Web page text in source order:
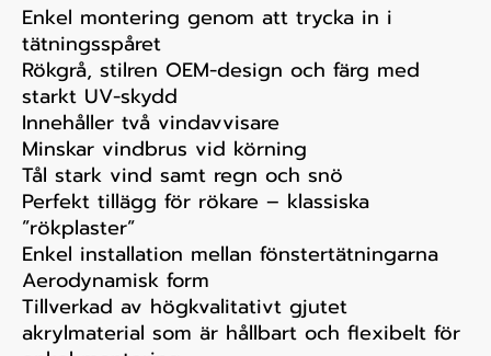
Enkel montering genom att trycka in i
tätningsspåret
Rökgrå, stilren OEM-design och färg med
starkt UV-skydd
Innehåller två vindavvisare
Minskar vindbrus vid körning
Tål stark vind samt regn och snö
Perfekt tillägg för rökare – klassiska
”rökplaster”
Enkel installation mellan fönstertätningarna
Aerodynamisk form
Tillverkad av högkvalitativt gjutet
akrylmaterial som är hållbart och flexibelt för